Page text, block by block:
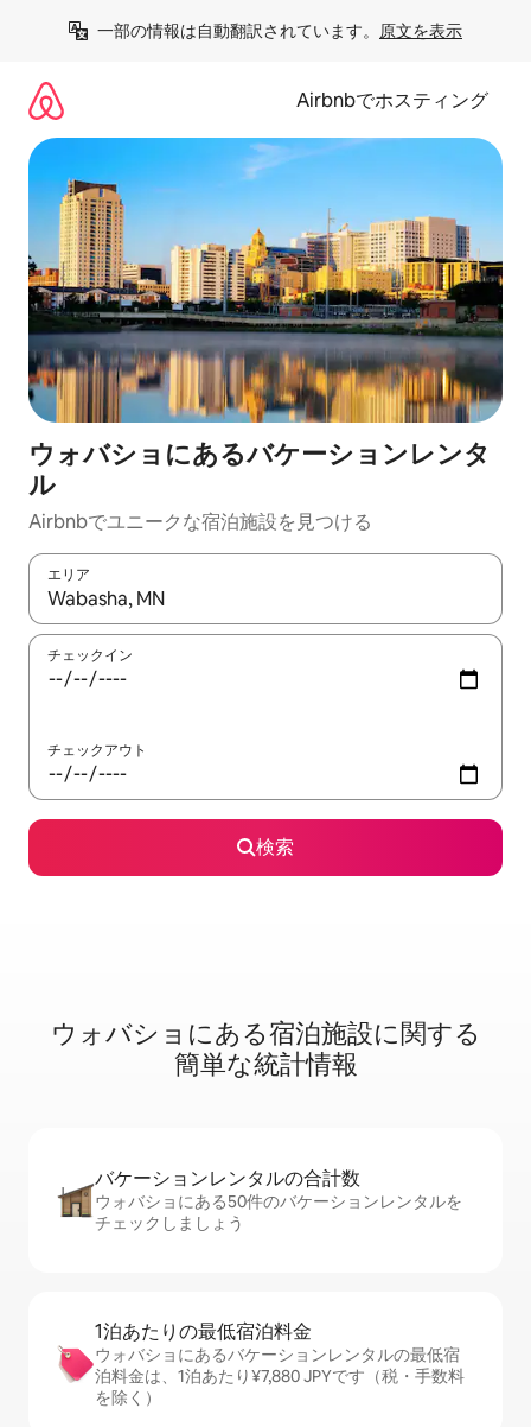
一部の情報は自動翻訳されています。 原文を表示
Airbnbでホスティング
ウォバショにあるバケーションレンタ
ル
Airbnbでユニークな宿泊施設を見つける
エリア
検索結果が表示されたら、上下の矢印キーを使って移動するか
チェックイン
チェックアウト
検索
ウォバショに⁠あ⁠る宿⁠泊⁠施⁠設⁠に関⁠す⁠る
簡⁠単⁠な統⁠計⁠情⁠報
バケーションレ⁠ン⁠タ⁠ル⁠の合⁠計⁠数
ウォバショにある50件のバケーションレンタルを
チェックしましょう
1泊あたりの最⁠低⁠宿⁠泊⁠料⁠金
ウォバショにあるバケーションレンタルの最低宿
泊料金は、1泊あたり¥7,880 JPYです（税・手数料
を除く）